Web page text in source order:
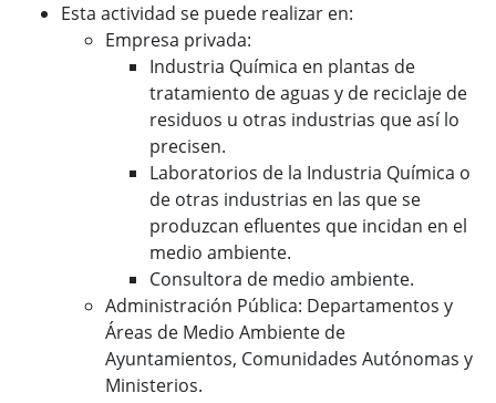
Esta actividad se puede realizar en:
Empresa privada:
Industria Química en plantas de
tratamiento de aguas y de reciclaje de
residuos u otras industrias que así lo
precisen.
Laboratorios de la Industria Química o
de otras industrias en las que se
produzcan efluentes que incidan en el
medio ambiente.
Consultora de medio ambiente.
Administración Pública: Departamentos y
Áreas de Medio Ambiente de
Ayuntamientos, Comunidades Autónomas y
Ministerios.